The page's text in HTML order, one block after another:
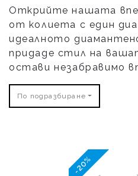
Открийте нашата
от колиета с един
идеалното
придаде стил на
остави незабравимо
По подразбиране
-20%